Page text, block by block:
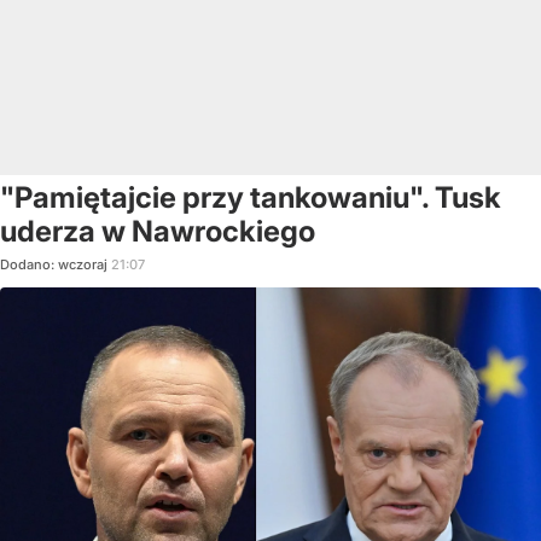
"Pamiętajcie przy tankowaniu". Tusk
uderza w Nawrockiego
Dodano: wczoraj 21:07